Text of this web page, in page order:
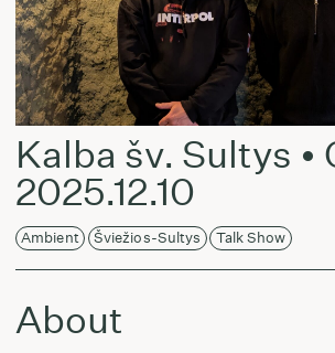
Kalba šv. Sultys •
2025.12.10
Ambient Šviežios-Sultys Talk Show
About